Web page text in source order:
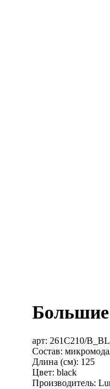
арт: 261C210/
Состав:
Длина (см): 125
Цвет: black
Производитель: